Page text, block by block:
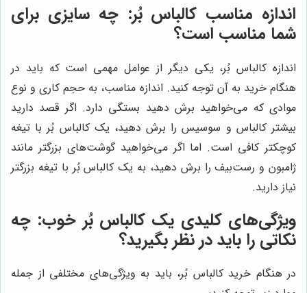
اندازه مناسب کالباس بُر: چه سایزی برای
شما مناسب است؟
اندازه کالباس بُر، یکی دیگر از عوامل مهمی است که باید در
هنگام خرید به آن توجه کنید. اندازه مناسب، به حجم کاری و نوع
موادی که می‌خواهید برش دهید بستگی دارد. اگر قصد دارید
بیشتر کالباس و سوسیس را برش دهید، یک کالباس بُر با تیغه
کوچکتر کافی است. اما اگر می‌خواهید گوشت‌های بزرگتر مانند
ژامبون و رست‌بیف را برش دهید، به یک کالباس بُر با تیغه بزرگتر
نیاز دارید.
ویژگی‌های کلیدی یک کالباس بُر خوب: چه
نکاتی را باید در نظر بگیرید؟
در هنگام خرید کالباس بُر، باید به ویژگی‌های مختلفی از جمله